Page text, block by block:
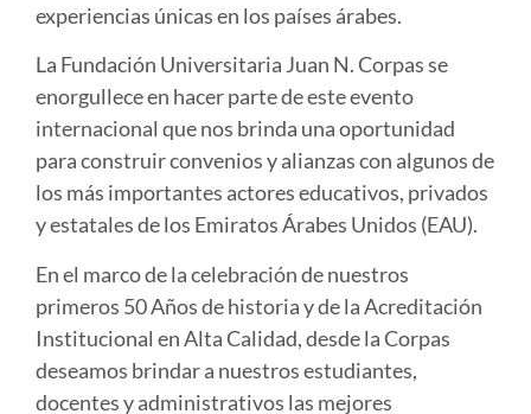
experiencias únicas en los países árabes.
La Fundación Universitaria Juan N. Corpas se
enorgullece en hacer parte de este evento
internacional que nos brinda una oportunidad
para construir convenios y alianzas con algunos de
los más importantes actores educativos, privados
y estatales de los Emiratos Árabes Unidos (EAU).
En el marco de la celebración de nuestros
primeros 50 Años de historia y de la Acreditación
Institucional en Alta Calidad, desde la Corpas
deseamos brindar a nuestros estudiantes,
docentes y administrativos las mejores